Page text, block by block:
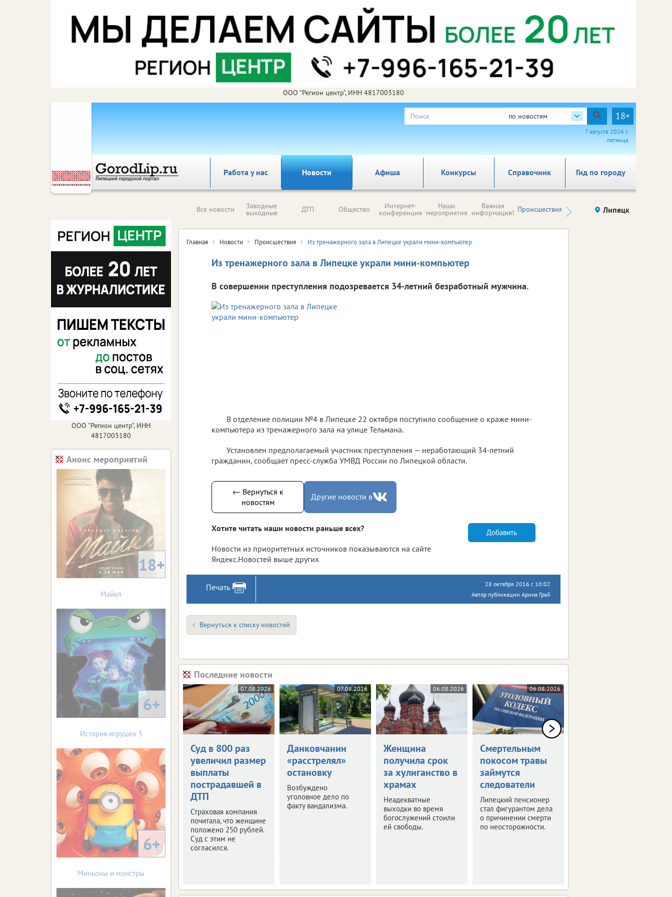
ООО "Регион центр", ИНН 4817003180
по новостям 18+
7 августа 2026 г.
пятница
Работа у нас Новости Афиша Справочник Гид по городу
Конкурсы
Все новости Заводные
выходные ДТП Общество Интернет-
конференция
Наши
мероприятия
Важная
информация! Происшествия Здоровье компаний (на
правах
Липецк
Главная Новости Происшествия Из тренажерного зала в Липецке украли мини-компьютер
Из тренажерного зала в Липецке украли мини-компьютер
В совершении преступления подозревается 34-летний безработный мужчина.
В отделение полиции №4 в Липецке 22 октября поступило сообщение о краже мини-
компьютера из тренажерного зала на улице Тельмана.
Установлен предполагаемый участник преступления — неработающий 34-летний
гражданин, сообщает пресс-служба УМВД России по Липецкой области.
← Вернуться к
новостям
Другие новости в
Хотите читать наши новости раньше всех?
Новости из приоритетных источников показываются на сайте
Яндекс.Новостей выше других
Добавить
Печать
28 октября 2016 г. 10:02
Автор публикации Арина Грай
Вернуться к списку новостей
Последние новости
07.08.2026
Суд в 800 раз
увеличил размер
выплаты
пострадавшей в
ДТП
Страховая компания
почитала, что женщине
положено 250 рублей.
Суд с этим не
согласился.
07.08.2026
Данковчанин
«расстрелял»
остановку
Возбуждено
уголовное дело по
факту вандализма.
06.08.2026
Женщина
получила срок
за хулиганство в
храмах
Неадекватные
выходки во время
богослужений стоили
ей свободы.
06.08.2026
Смертельным
покосом травы
займутся
следователи
Липецкий пенсионер
стал фигурантом дела
о причинении смерти
по неосторожности.
ООО "Регион центр", ИНН
4817003180
Анонс мероприятий
18+
Майкл
6+
История игрушек 5
6+
Миньоны и монстры